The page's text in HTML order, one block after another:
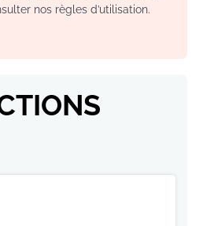
nos règles d’utilisation.